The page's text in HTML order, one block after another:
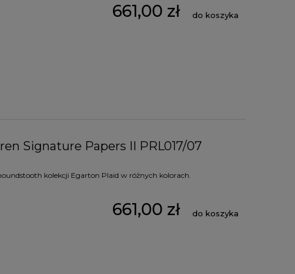
661,00 zł do koszyka
Signature Papers II PRL017/07
kolekcji Egarton Plaid w różnych kolorach.
661,00 zł do koszyka